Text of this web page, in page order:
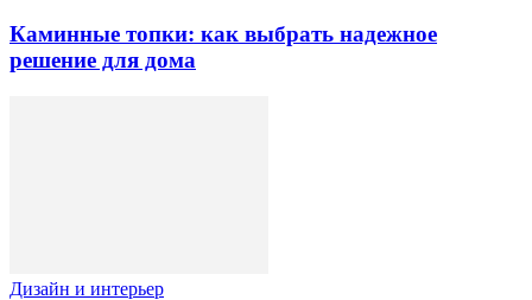
Каминные топки: как выбрать надежное
решение для дома
Дизайн и интерьер